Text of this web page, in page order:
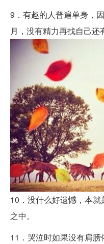
9．有趣的人普遍单身，
月，没有精力再找自己还
10．没什么好遗憾，本
之中。
11．哭泣时如果没有肩